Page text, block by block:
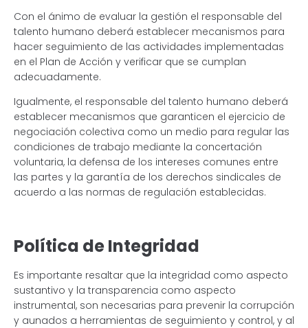
Con el ánimo de evaluar la gestión el responsable del
talento humano deberá establecer mecanismos para
hacer seguimiento de las actividades implementadas
en el Plan de Acción y verificar que se cumplan
adecuadamente.
Igualmente, el responsable del talento humano deberá
establecer mecanismos que garanticen el ejercicio de
negociación colectiva como un medio para regular las
condiciones de trabajo mediante la concertación
voluntaria, la defensa de los intereses comunes entre
las partes y la garantía de los derechos sindicales de
acuerdo a las normas de regulación establecidas.
Política de Integridad
Es importante resaltar que la integridad como aspecto
sustantivo y la transparencia como aspecto
instrumental, son necesarias para prevenir la corrupción
y aunados a herramientas de seguimiento y control, y al